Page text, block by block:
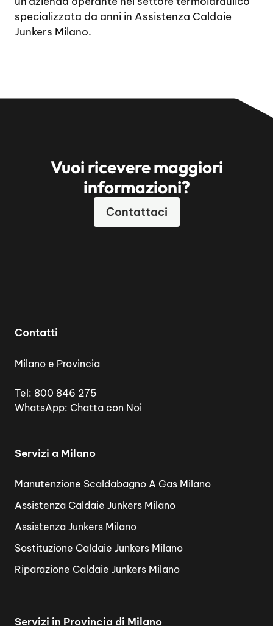
specializzata da anni in Assistenza Caldaie
Junkers Milano.
Vuoi ricevere maggiori
informazioni?
Contattaci
Contatti
Milano e Provincia
Tel: 800 846 275
WhatsApp: Chatta con Noi
Servizi a Milano
Manutenzione Scaldabagno A Gas Milano
Assistenza Caldaie Junkers Milano
Assistenza Junkers Milano
Sostituzione Caldaie Junkers Milano
Riparazione Caldaie Junkers Milano
Servizi in Provincia di Milano